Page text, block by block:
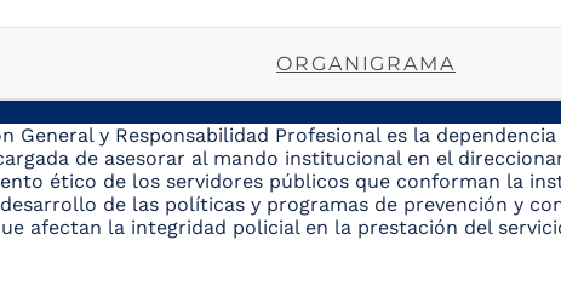
ORGANIGRAMA
General y Responsabilidad Profesional es la
de asesorar al mando institucional en el
ético de los servidores públicos que conforman la
de las políticas y programas de prevención y
afectan la integridad policial en la prestación del